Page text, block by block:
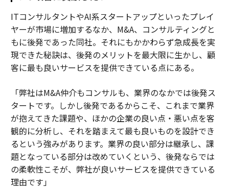
ITコンサルタントやAI系スタートアップといったプレイ
ヤーが市場に増加するなか、M&A、コンサルティングと
もに後発であった同社。それにもかかわらず急成長を実
現できた秘訣は、後発のメリットを最大限に生かし、顧
客に最も良いサービスを提供できている点にある。
「弊社はM&A仲介もコンサルも、業界のなかでは後発ス
タートです。しかし後発であるからこそ、これまで業界
が抱えてきた課題や、ほかの企業の良い点・悪い点を客
観的に分析し、それを踏まえて最も良いものを設計でき
るという強みがあります。業界の良い部分は継承し、課
題となっている部分は改めていくという、後発ならでは
の柔軟性こそが、弊社が良いサービスを提供できている
理由です」